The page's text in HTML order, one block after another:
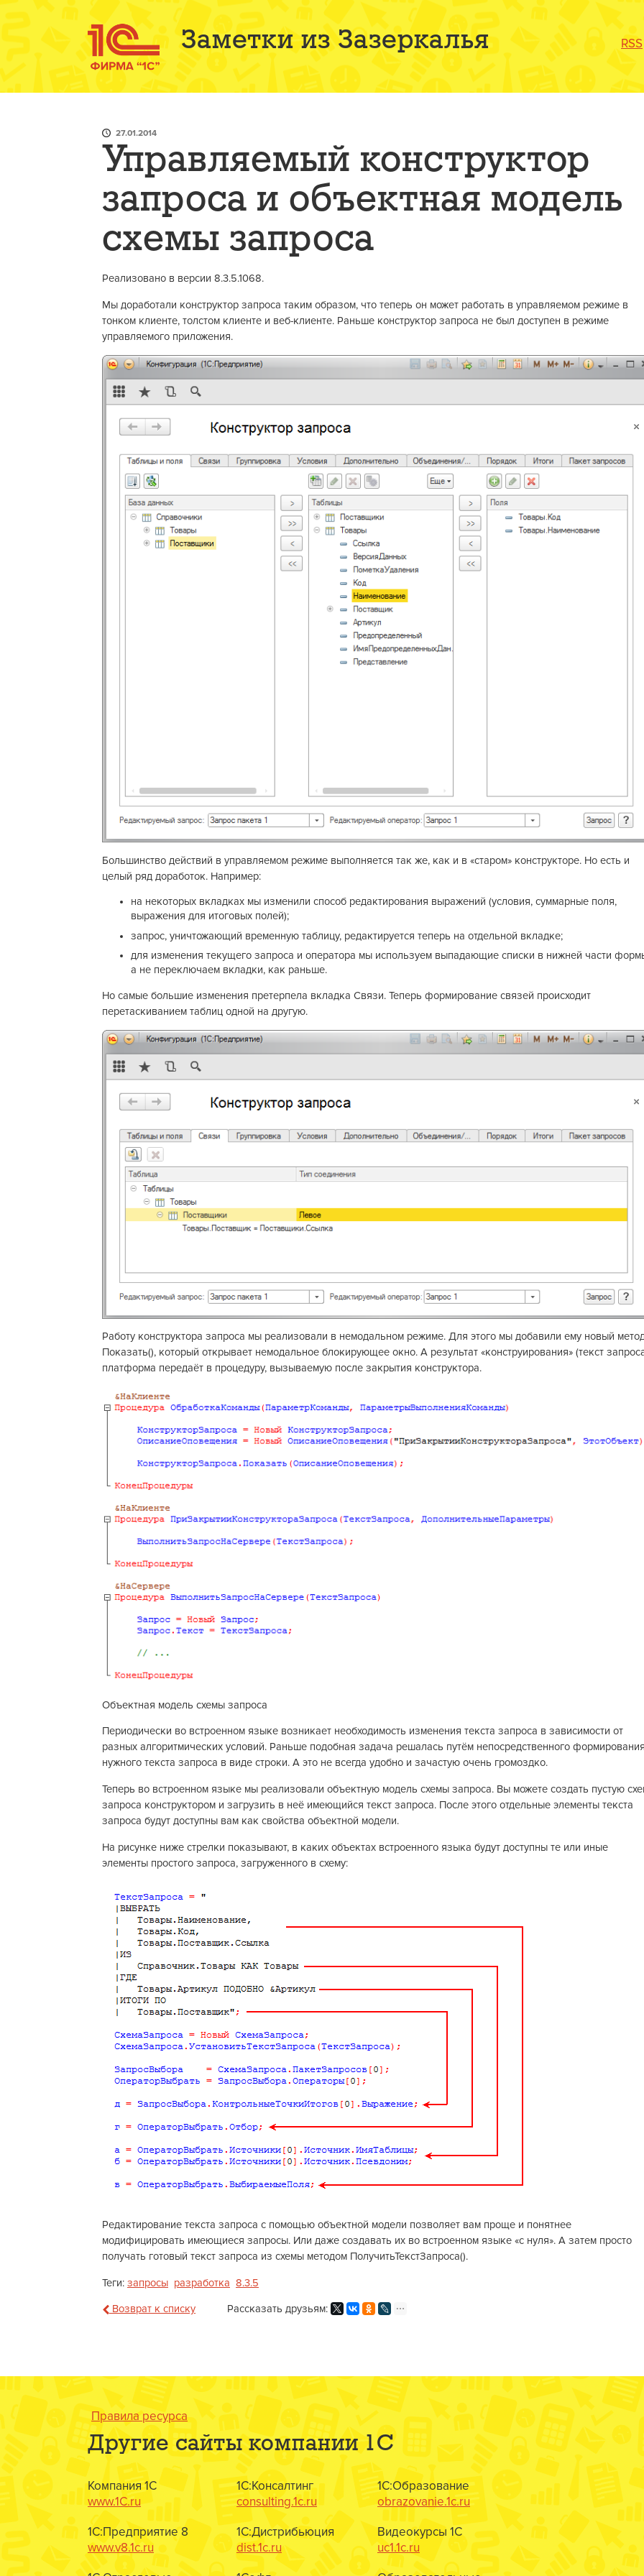
Заметки из Зазеркалья RSS
27.01.2014
Управляемый конструктор
запроса и объектная модель
схемы запроса
Реализовано в версии 8.3.5.1068.
Мы доработали конструктор запроса таким образом, что теперь он может работать в управляемом режиме в
тонком клиенте, толстом клиенте и веб-клиенте. Раньше конструктор запроса не был доступен в режиме
управляемого приложения.
Большинство действий в управляемом режиме выполняется так же, как и в «старом» конструкторе. Но есть и
целый ряд доработок. Например:
на некоторых вкладках мы изменили способ редактирования выражений (условия, суммарные поля,
выражения для итоговых полей);
запрос, уничтожающий временную таблицу, редактируется теперь на отдельной вкладке;
для изменения текущего запроса и оператора мы используем выпадающие списки в нижней части
а не переключаем вкладки, как раньше.
Но самые большие изменения претерпела вкладка Связи. Теперь формирование связей происходит
перетаскиванием таблиц одной на другую.
Работу конструктора запроса мы реализовали в немодальном режиме. Для этого мы добавили ему новый
Показать(), который открывает немодальное блокирующее окно. А результат «конструирования» (текст
платформа передаёт в процедуру, вызываемую после закрытия конструктора.
Объектная модель схемы запроса
Периодически во встроенном языке возникает необходимость изменения текста запроса в зависимости от
разных алгоритмических условий. Раньше подобная задача решалась путём непосредственного
нужного текста запроса в виде строки. А это не всегда удобно и зачастую очень громоздко.
Теперь во встроенном языке мы реализовали объектную модель схемы запроса. Вы можете создать пустую
запроса конструктором и загрузить в неё имеющийся текст запроса. После этого отдельные элементы текста
запроса будут доступны вам как свойства объектной модели.
На рисунке ниже стрелки показывают, в каких объектах встроенного языка будут доступны те или иные
элементы простого запроса, загруженного в схему:
Редактирование текста запроса с помощью объектной модели позволяет вам проще и понятнее
модифицировать имеющиеся запросы. Или даже создавать их во встроенном языке «с нуля». А затем просто
получать готовый текст запроса из схемы методом ПолучитьТекстЗапроса().
Теги: запросы разработка 8.3.5
Возврат к списку Рассказать друзьям:
Правила ресурса
Другие сайты компании 1С
Компания 1С
www.1C.ru
1С:Предприятие 8
www.v8.1c.ru
1С:Консалтинг
consulting.1c.ru
1С:Дистрибьюция
dist.1c.ru
1С:Образование
obrazovanie.1c.ru
Видеокурсы 1С
uc1.1c.ru